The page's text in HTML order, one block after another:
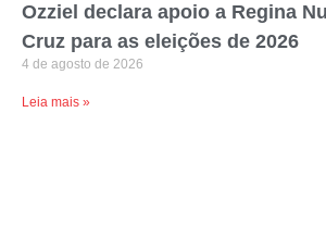
Ozziel declara apoio a Regina
Cruz para as eleições de 2026
4 de agosto de 2026
Leia mais »